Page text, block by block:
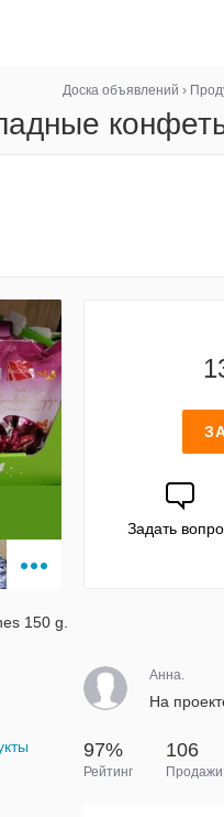
Доска объявлений ›
Задать
150 g.
Анна.
На
97%
Рейтинг
106
Продажи